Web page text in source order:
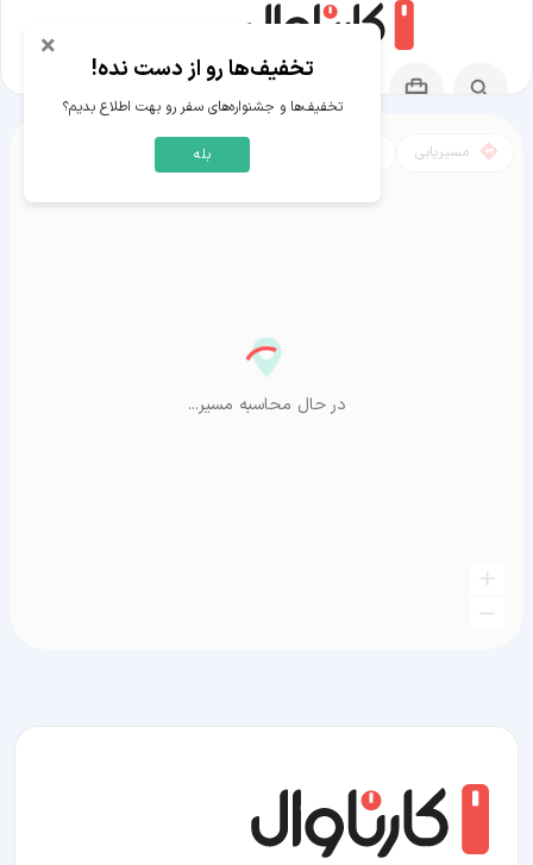
مسیریابی
در حال محاسبه مسیر...
× تخفیف‌ها رو از دست نده!
تخفیف‌ها و جشنواره‌های سفر رو بهت اطلاع بدیم؟
بله